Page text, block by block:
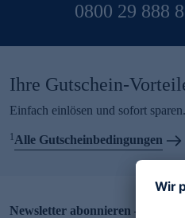
0800 29 888
Ihre Gutschein-
Einfach einlösen und sofort
1Alle Gutscheinbedingungen
Newsletter abonnieren – 10 €